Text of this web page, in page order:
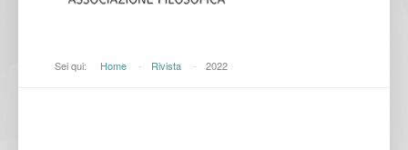
Sei qui: Home - Rivista - 2022